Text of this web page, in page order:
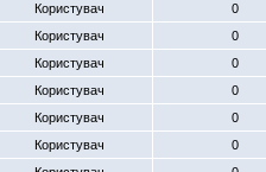
Користувач
0
Користувач
0
Користувач
0
Користувач
0
Користувач
0
Користувач
0